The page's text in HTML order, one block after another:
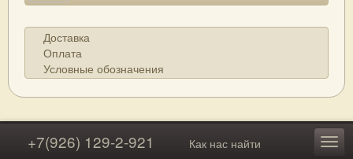
Доставка
Оплата
Условные обозначения
+7(926) 129-2-921 Как нас найти